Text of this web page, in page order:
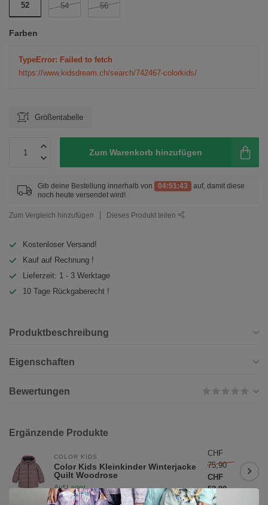
52 54 56
Farben
TypeError: Failed to fetch
https://www.kidsdream.ch/search/742467-colorkids/
Größentabelle
Zum Warenkorb hinzufügen
Gib deine Bestellung innerhalb von 04:51:43
auf, damit diese
noch heute versendet wird!
Zum Vergleich hinzufügen Dieses Produkt teilen
Kostenloser Versand!
Kauf auf Rechnung !
Lieferzeit: 1 - 3 Werktage
10 Tage Rückgaberecht !
Produktbeschreibung
Eigenschaften
Bewertungen
Ergänzende Produkte
COLOR KIDS
Color Kids Kleinkinder Winterjacke
Quilt Woodrose
Auf Lager
CHF
75,90
CHF
52,90